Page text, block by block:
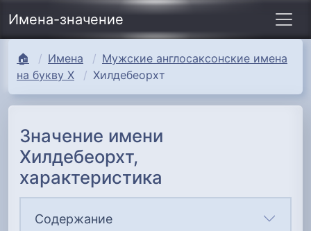
Имена-значение
🏠 Имена
Мужские англосаксонские имена
на букву Х
Хилдебеорхт
Значение имени
Хилдебеорхт,
характеристика
Содержание